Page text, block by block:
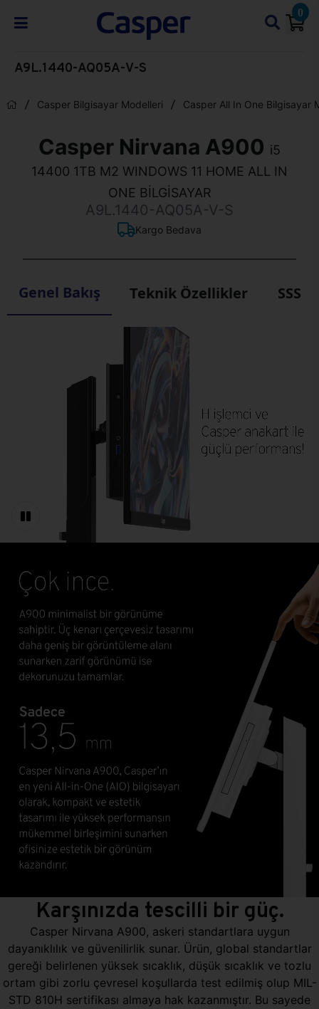
0
A9L.1440-AQ05A-V-S
Casper Bilgisayar Modelleri Casper All In One Bilgisayar
Casper Nirvana A900 i5
14400 1TB M2 WINDOWS 11 HOME ALL IN
ONE BİLGİSAYAR
A9L.1440-AQ05A-V-S
Kargo Bedava
Genel Bakış Teknik Özellikler SSS
Karşınızda tescilli bir güç.
Casper Nirvana A900, askeri standartlara uygun
dayanıklılık ve güvenilirlik sunar. Ürün, global standartlar
gereği belirlenen yüksek sıcaklık, düşük sıcaklık ve tozlu
ortam gibi zorlu çevresel koşullarda test edilmiş olup MIL-
STD 810H sertifikası almaya hak kazanmıştır. Bu sayede